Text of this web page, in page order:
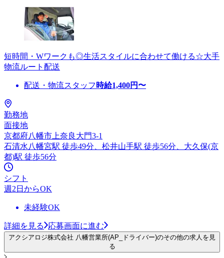
短時間・Wワークも◎生活スタイルに合わせて働ける☆大手
物流ルート配送
配送・物流スタッフ 時給1,400円〜
勤務地
面接地
京都府八幡市上奈良大門3-1
石清水八幡宮駅 徒歩49分、松井山手駅 徒歩56分、大久保(京
都)駅 徒歩56分
シフト
週2日からOK
未経験OK
詳細を見る 応募画面に進む
アクシアロジ株式会社 八幡営業所(AP_ドライバー)のその他の求人を見
る